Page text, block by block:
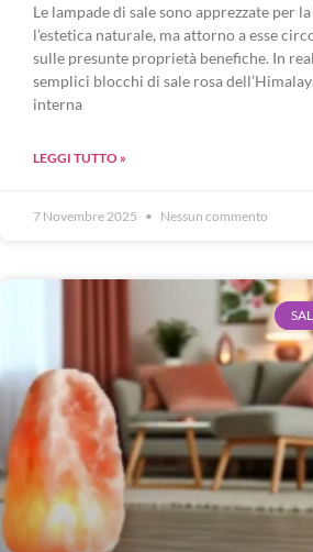
Le lampade di sale sono apprezzate per
l’estetica naturale, ma attorno a esse
sulle presunte proprietà benefiche. In
semplici blocchi di sale rosa
interna
LEGGI TUTTO »
7 Novembre 2025 Nessun commento